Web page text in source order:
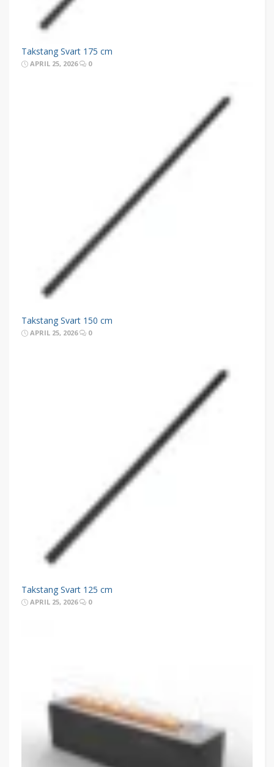
Takstang Svart 175 cm
APRIL 25, 2026 0
Takstang Svart 150 cm
APRIL 25, 2026 0
Takstang Svart 125 cm
APRIL 25, 2026 0